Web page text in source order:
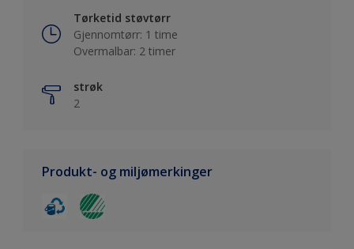
Tørketid støvtørr
Gjennomtørr: 1 time
Overmalbar: 2 timer
strøk
2
Produkt- og miljømerkinger